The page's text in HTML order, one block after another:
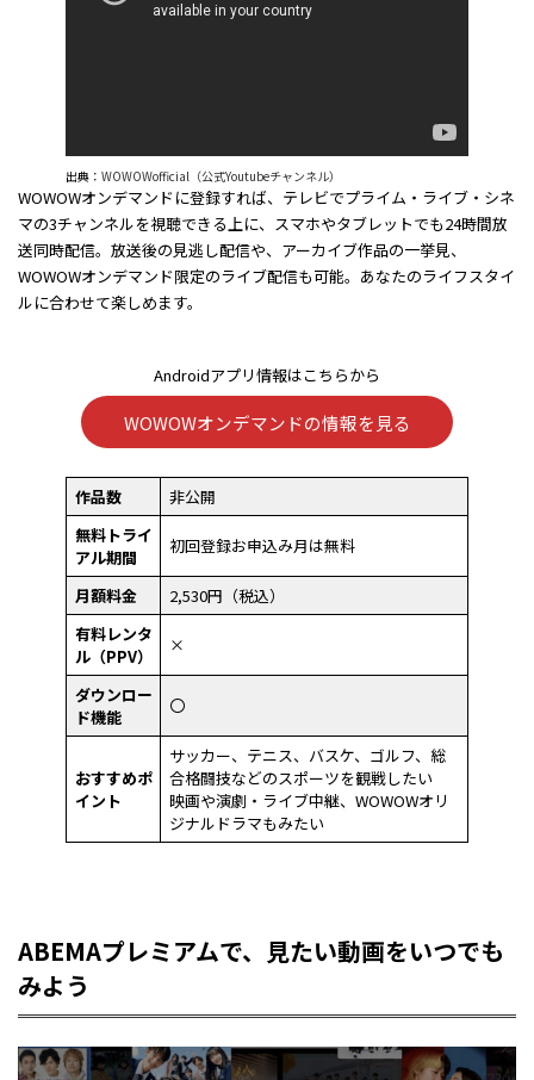
出典： WOWOWofficial（公式Youtubeチャンネル）
WOWOWオンデマンドに登録すれば、テレビでプライム・ライブ・シネ
マの3チャンネルを視聴できる上に、スマホやタブレットでも24時間放
送同時配信。​放送後の見逃し配信や、アーカイブ作品の一挙見、​
WOWOWオンデマンド限定のライブ配信も可能。​あなたのライフスタイ
ルに合わせて楽しめます。
Androidアプリ情報はこちらから
WOWOWオンデマンドの情報を見る
作品数
非公開
無料トライ
アル期間
初回登録お申込み月は無料
月額料金
2,530円（税込）
有料レンタ
ル（PPV）
×
ダウンロー
ド機能
〇
おすすめポ
イント
サッカー、テニス、バスケ、ゴルフ、総
合格闘技などのスポーツを観戦したい
映画や演劇・ライブ中継、WOWOWオリ
ジナルドラマもみたい
ABEMAプレミアムで、見たい動画をいつでも
みよう